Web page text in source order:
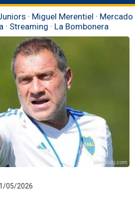
· Miguel Merentiel · Mercado
· Streaming · La Bombonera
planetabj.com
05/2026